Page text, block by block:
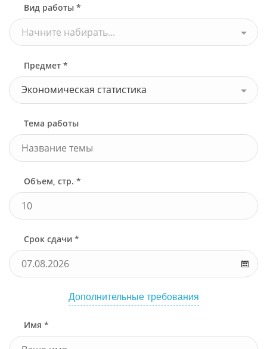
Вид работы *
Начните набирать...
Предмет *
Экономическая статистика
Тема работы
Объем, стр. *
Срок сдачи *
Дополнительные требования
Имя *